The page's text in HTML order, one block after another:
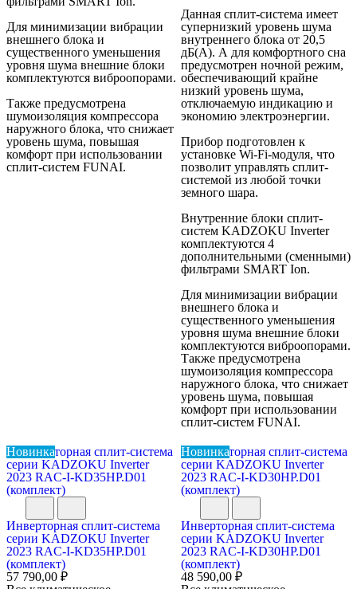
Для минимизации вибрации
внешнего блока и
существенного уменьшения
уровня шума внешние блоки
комплектуются виброопорами.
Также предусмотрена
шумоизоляция компрессора
наружного блока, что снижает
уровень шума, повышая
комфорт при использовании
сплит-систем FUNAI.
Данная сплит-система имеет
супернизкий уровень шума
внутреннего блока от 20,5
дБ(А). А для комфортного сна
предусмотрен ночной режим,
обеспечивающий крайне
низкий уровень шума,
отключаемую индикацию и
экономию электроэнергии.
Прибор подготовлен к
установке Wi-Fi-модуля, что
позволит управлять сплит-
системой из любой точки
земного шара.
Внутренние блоки сплит-
систем KADZOKU Inverter
комплектуются 4
дополнительными (сменными)
фильтрами SMART Ion.
Для минимизации вибрации
внешнего блока и
существенного уменьшения
уровня шума внешние блоки
комплектуются виброопорами.
Также предусмотрена
шумоизоляция компрессора
наружного блока, что снижает
уровень шума, повышая
комфорт при использовании
сплит-систем FUNAI.
Новинка
Инверторная сплит-система
серии KADZOKU Inverter
2023 RAC-I-KD35HP.D01
(комплект)
57 790,00 ₽
Новинка
Инверторная сплит-система
серии KADZOKU Inverter
2023 RAC-I-KD30HP.D01
(комплект)
48 590,00 ₽